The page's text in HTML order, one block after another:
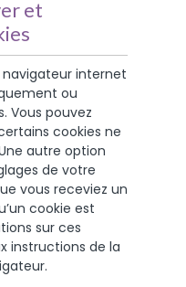
et
navigateur internet
ou
Vous pouvez
cookies ne
autre option
de votre
vous receviez un
cookie est
sur ces
instructions de la